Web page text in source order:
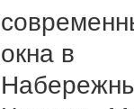
окна в